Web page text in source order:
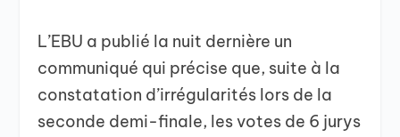
L’EBU a publié la nuit dernière un
communiqué qui précise que, suite à la
constatation d’irrégularités lors de la
seconde demi-finale, les votes de 6 jurys